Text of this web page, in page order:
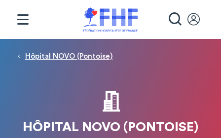
Fil d'Ariane
Hôpital NOVO (Pontoise)
HÔPITAL NOVO (PONTOISE)
Panneau de gestion des cookies